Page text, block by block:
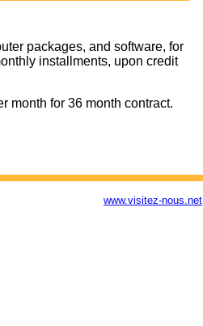
packages, and software, for
installments, upon credit
month for 36 month contract.
www.visitez-nous.net